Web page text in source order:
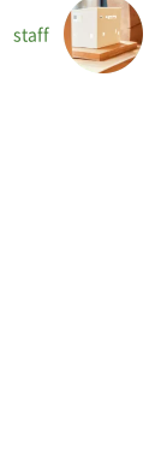
staff